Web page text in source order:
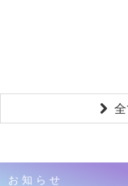
お知らせ